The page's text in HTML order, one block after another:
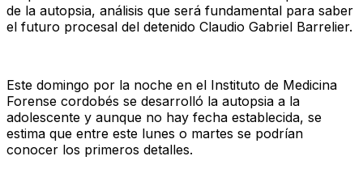
de la autopsia, análisis que será fundamental para saber
el futuro procesal del detenido Claudio Gabriel Barrelier.
Este domingo por la noche en el Instituto de Medicina
Forense cordobés se desarrolló la autopsia a la
adolescente y aunque no hay fecha establecida, se
estima que entre este lunes o martes se podrían
conocer los primeros detalles.